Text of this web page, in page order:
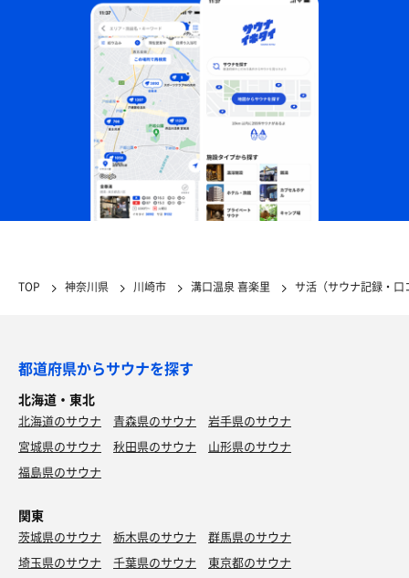
TOP 神奈川県 川崎市 溝口温泉 喜楽里 サ活（サウナ記録・口
都道府県からサウナを探す
北海道・東北
北海道のサウナ 青森県のサウナ
岩手県のサウナ
宮城県のサウナ
秋田県のサウナ
山形県のサウナ
福島県のサウナ
関東
茨城県のサウナ 栃木県のサウナ
群馬県のサウナ
埼玉県のサウナ
千葉県のサウナ
東京都のサウナ